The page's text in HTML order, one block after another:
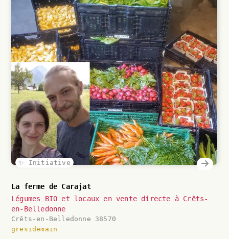
✨ Initiative
La ferme de Carajat
Légumes BIO et locaux en vente directe à Crêts-
en-Belledonne
Crêts-en-Belledonne 38570
gresidemain